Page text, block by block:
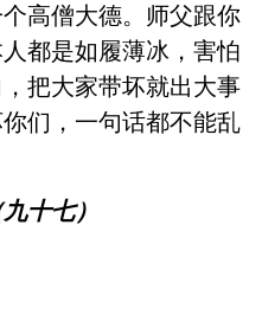
高僧大德。师父跟你
都是如履薄冰，害怕
把大家带坏就出大事
们，一句话都不能乱
十七）